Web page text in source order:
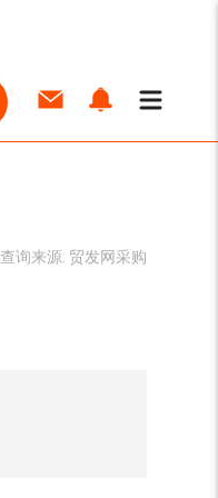
查询来源: 贸发网采购